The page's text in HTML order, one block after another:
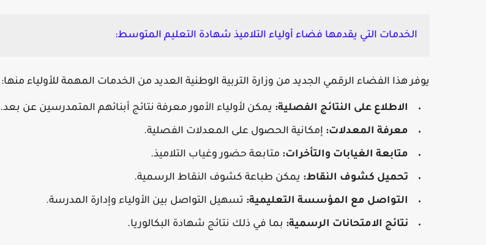
الخدمات التي يقدمها فضاء أولياء التلاميذ شهادة التعليم المتوسط:
يوفر هذا الفضاء الرقمي الجديد من وزارة التربية الوطنية العديد من الخدمات المهمة للأولياء منها:
الاطلاع على النتائج الفصلية: يمكن لأولياء الأمور معرفة نتائج أبنائهم المتمدرسين عن بعد.
معرفة المعدلات: إمكانية الحصول على المعدلات الفصلية.
متابعة الغيابات والتأخرات: متابعة حضور وغياب التلاميذ.
تحميل كشوف النقاط: يمكن طباعة كشوف النقاط الرسمية.
التواصل مع المؤسسة التعليمية: تسهيل التواصل بين الأولياء وإدارة المدرسة.
نتائج الامتحانات الرسمية: بما في ذلك نتائج شهادة البكالوريا.